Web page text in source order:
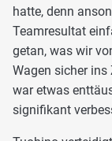
hatte, denn
Teamresultat
getan, was wir
Wagen sicher
war etwas
signifikant